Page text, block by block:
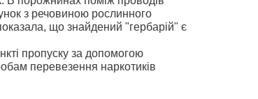
з речовиною рослинного
що знайдений "гербарій" є
пропуску за допомогою
перевезення наркотиків